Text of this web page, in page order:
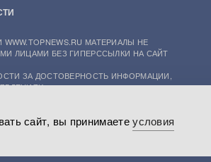
МАТЕРИАЛЫ НЕ
ЛИЦАМИ БЕЗ ГИПЕРССЫЛКИ НА САЙТ
ЗА ДОСТОВЕРНОСТЬ ИНФОРМАЦИИ,
ИНФОРМАЦИИ НА ОСНОВЕ
сайт, вы принимаетеусловия